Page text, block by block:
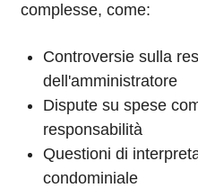
complesse, come:
Controversie sulla
dell'amministratore
Dispute su spese
responsabilità
Questioni di
condominiale